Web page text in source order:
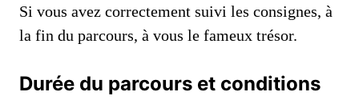
Si vous avez correctement suivi les consignes, à
la fin du parcours, à vous le fameux trésor.
Durée du parcours et conditions